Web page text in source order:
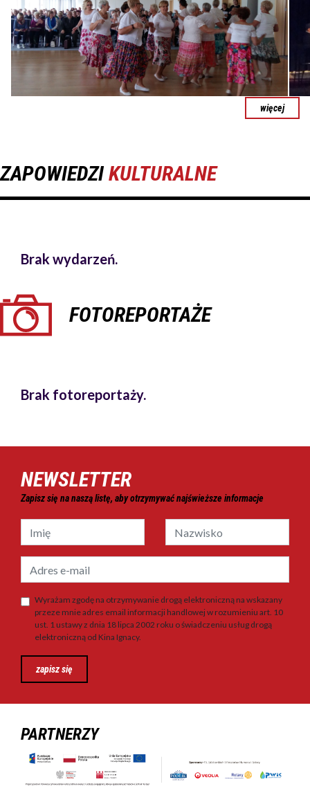
więcej
ZAPOWIEDZIKULTURALNE
Brak wydarzeń.
FOTOREPORTAŻE
Brak fotoreportaży.
NEWSLETTER
Zapisz się na naszą listę, aby otrzymywać najświeższe informacje
Wyrażam zgodę na otrzymywanie drogą elektroniczną na wskazany
przeze mnie adres email informacji handlowej w rozumieniu art. 10
ust. 1 ustawy z dnia 18 lipca 2002 roku o świadczeniu usług drogą
elektroniczną od Kina Ignacy.
zapisz się
PARTNERZY